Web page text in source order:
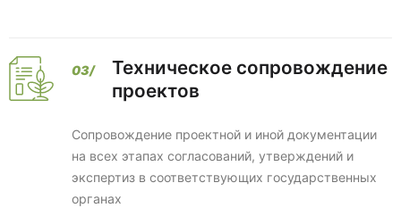
Техническое сопровождение
проектов
Сопровождение проектной и иной документации
на всех этапах согласований, утверждений и
экспертиз в соответствующих государственных
органах